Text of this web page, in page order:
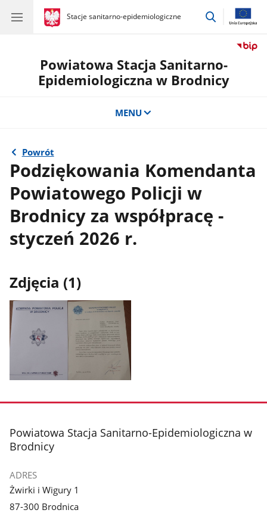
gov.pl
Stacje sanitarno-epidemiologiczne
gov.pl
Stacje
przejdź
Powiatowa Stacja Sanitarno-
Epidemiologiczna w Brodnicy
MENU
Powrót
Podziękowania Komendanta
Powiatowego Policji w
Brodnicy za współpracę -
styczeń 2026 r.
Zdjęcia (1)
zdjęcie
galerii.
stopka
Powiatowa Stacja Sanitarno-Epidemiologiczna w
Brodnicy
ADRES
Żwirki i Wigury 1
87-300 Brodnica